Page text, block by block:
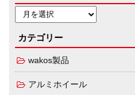
カテゴリー
wakos製品
アルミホイール